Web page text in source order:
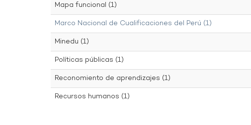
Mapa funcional (1)
Marco Nacional de Cualificaciones del Perú (1)
Minedu (1)
Políticas públicas (1)
Reconomiento de aprendizajes (1)
Recursos humanos (1)